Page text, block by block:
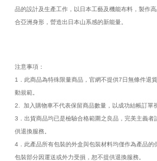
品的設計及生產工作，以日本工藝及機能布料，製作
合亞洲身形，營造出日本山系感的新能量。
注意事項：
1．此商品為特殊限量商品，官網不提供7日無條件退
動規範。
2. 加入購物車不代表保留商品數量，以成功結帳訂單
3．出貨商品均已是檢驗合格範圍之良品，完美主義者
供退換服務。
4．此產品所有包裝的外盒與包裝材料均僅作為產品
包裝部分因運送或外力受損，恕不提供退換服務。